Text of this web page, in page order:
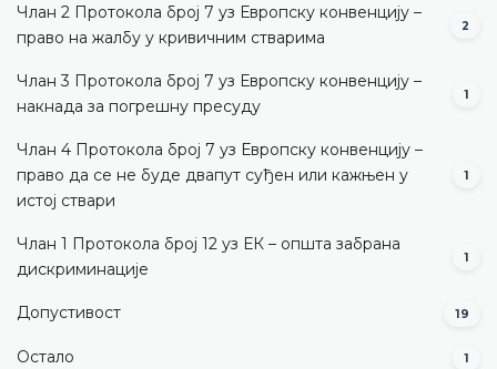
Члан 2 Протокола број 7 уз Европску конвенцију –
право на жалбу у кривичним стварима
2
Члан 3 Протокола број 7 уз Европску конвенцију –
накнада за погрешну пресуду
1
Члан 4 Протокола број 7 уз Европску конвенцију –
право да се не буде двапут суђен или кажњен у
истој ствари
1
Члан 1 Протокола број 12 уз ЕК – општа забрана
дискриминације
1
Допустивост 19
Остало 1